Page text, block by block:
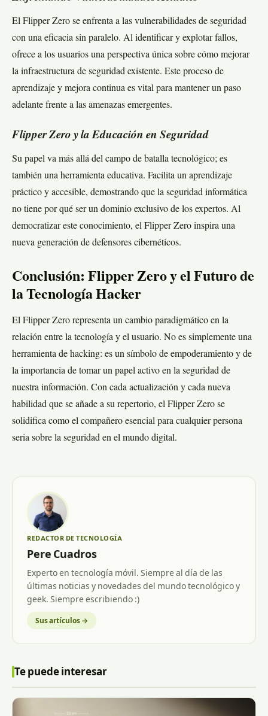
El Flipper Zero se enfrenta a las vulnerabilidades de seguridad
con una eficacia sin paralelo. Al identificar y explotar fallos,
ofrece a los usuarios una perspectiva única sobre cómo mejorar
la infraestructura de seguridad existente. Este proceso de
aprendizaje y mejora continua es vital para mantener un paso
adelante frente a las amenazas emergentes.
Flipper Zero y la Educación en Seguridad
Su papel va más allá del campo de batalla tecnológico; es
también una herramienta educativa. Facilita un aprendizaje
práctico y accesible, demostrando que la seguridad informática
no tiene por qué ser un dominio exclusivo de los expertos. Al
democratizar este conocimiento, el Flipper Zero inspira una
nueva generación de defensores cibernéticos.
Conclusión: Flipper Zero y el Futuro de
la Tecnología Hacker
El Flipper Zero representa un cambio paradigmático en la
relación entre la tecnología y el usuario. No es simplemente una
herramienta de hacking: es un símbolo de empoderamiento y de
la importancia de tomar un papel activo en la seguridad de
nuestra información. Con cada actualización y cada nueva
habilidad que se añade a su repertorio, el Flipper Zero se
solidifica como el compañero esencial para cualquier persona
seria sobre la seguridad en el mundo digital.
REDACTOR DE TECNOLOGÍA
Pere Cuadros
Experto en tecnología móvil. Siempre al día de las
últimas noticias y novedades del mundo tecnológico y
geek. Siempre escribiendo :)
Sus artículos →
Te puede interesar